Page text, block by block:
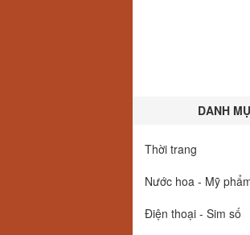
DANH
Thời trang
Nước hoa - Mỹ
Điện thoại - Sim số